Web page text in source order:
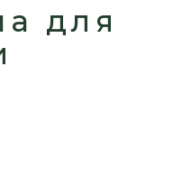
для